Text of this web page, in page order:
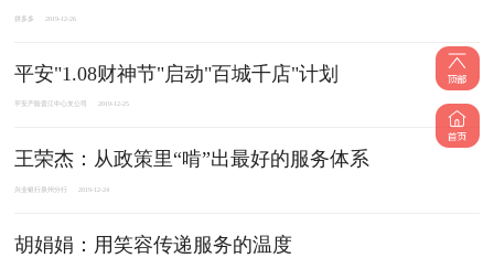
拼多多 2019-12-26
平安"1.08财神节"启动"百城千店"计划
平安产险晋江中心支公司 2019-12-25
王荣杰：从政策里“啃”出最好的服务体系
兴业银行泉州分行 2019-12-24
胡娟娟：用笑容传递服务的温度